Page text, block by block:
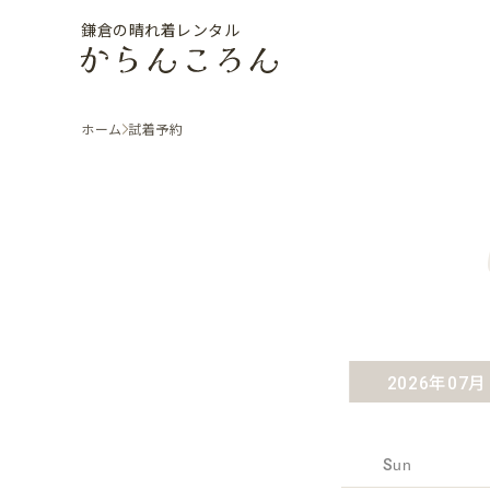
鎌倉の晴れ着レンタル
ホーム 試着予約
2026年07月
Sun